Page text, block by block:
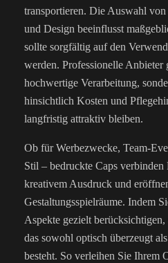
transportieren. Die Auswahl
und Design beeinflusst
sollte sorgfältig auf den
werden. Professionelle Anbieter
hochwertige Verarbeitung,
hinsichtlich Kosten und
langfristig attraktiv bleiben.
Ob für Werbezwecke, Team-
Stil – bedruckte Caps
kreativem Ausdruck und
Gestaltungsspielräume. Indem
Aspekte gezielt
das sowohl optisch überzeugt
besteht. So verleihen Sie Ihrem